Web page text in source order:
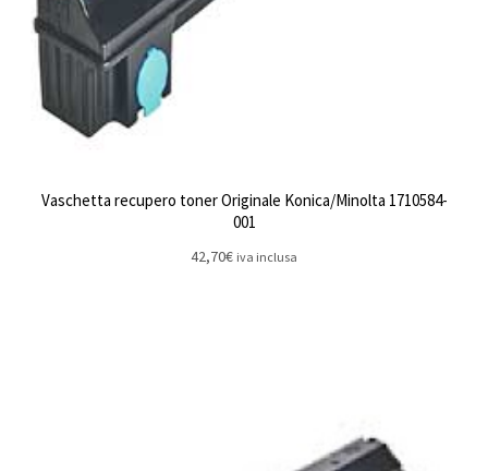
Vaschetta recupero toner Originale Konica/Minolta 1710584-
001
42,70€ iva inclusa